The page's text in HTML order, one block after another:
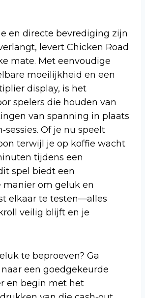
en directe bevrediging zijn
levert Chicken Road
mate. Met eenvoudige
moeilijkheid en een
display, is het
spelers die houden van
van spanning in plaats
Of je nu speelt
terwijl je op koffie wacht
tijdens een
spel biedt een
om geluk en
elkaar te testen—alles
veilig blijft en je
te beproeven? Ga
een goedgekeurde
en begin met het